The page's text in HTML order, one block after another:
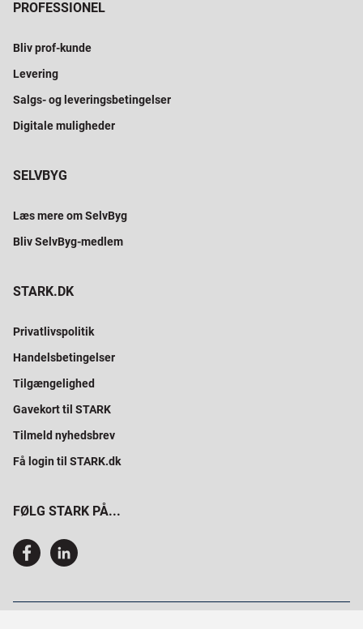
PROFESSIONEL
Bliv prof-kunde
Levering
Salgs- og leveringsbetingelser
Digitale muligheder
SELVBYG
Læs mere om SelvByg
Bliv SelvByg-medlem
STARK.DK
Privatlivspolitik
Handelsbetingelser
Tilgængelighed
Gavekort til STARK
Tilmeld nyhedsbrev
Få login til STARK.dk
FØLG STARK PÅ...